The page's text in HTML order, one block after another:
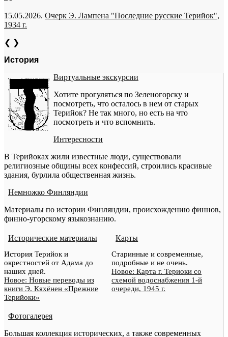
15.05.2026. Очерк Э. Лампена "Последние русские Терийок",
1934 г.
❮ ❯
История
Виртуальные экскурсии
Хотите прогуляться по Зеленогорску и
посмотреть, что осталось в нем от старых
Терийок? Не так много, но есть на что
посмотреть и что вспомнить.
Интересности
В Терийоках жили известные люди, существовали
религиозные общины всех конфессий, строились красивые
здания, бурлила общественная жизнь.
Немножко Финляндии
Материалы по истории Финляндии, происхождению финнов,
финно-угорскому языкознанию.
Исторические материалы
История Терийок и
окрестностей от Адама до
наших дней.
Новое: Новые переводы из
книги Э. Кяхёнен «Прежние
Терийоки»
Карты
Старинные и современные,
подробные и не очень.
Новое: Карта г. Териоки со
схемой водоснабжения 1-й
очереди, 1945 г.
Фотогалерея
Большая коллекция исторических, а также современных